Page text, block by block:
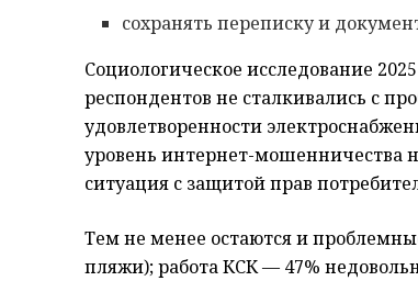
сохранять переписку и
Социологическое исследование
респондентов не сталкивались с
удовлетворенности
уровень интернет-мошенничества
ситуация с защитой прав
Тем не менее остаются и
пляжи); работа КСК — 47%